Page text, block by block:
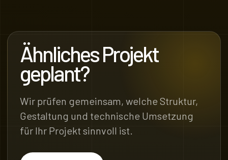
Ähnliches Projekt
geplant?
Wir prüfen gemeinsam, welche Struktur,
Gestaltung und technische Umsetzung
für Ihr Projekt sinnvoll ist.